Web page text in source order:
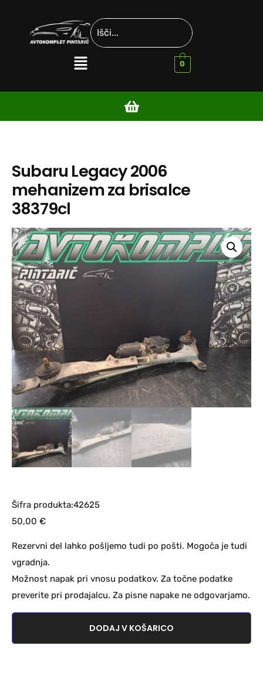
0
Subaru Legacy 2006
mehanizem za brisalce
38379cl
Šifra produkta:42625
50,00 €
Rezervni del lahko pošljemo tudi po pošti. Mogoča je tudi
vgradnja.
Možnost napak pri vnosu podatkov. Za točne podatke
preverite pri prodajalcu. Za pisne napake ne odgovarjamo.
DODAJ V KOŠARICO